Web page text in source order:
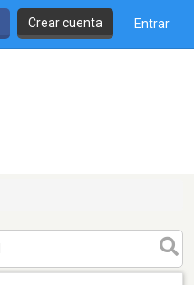
Crear cuenta Entrar